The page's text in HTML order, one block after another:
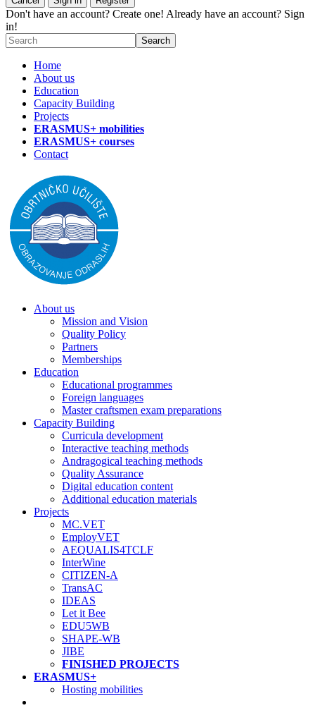
Don't have an account? Create one! Already have an account? Sign
in!
Home
About us
Education
Capacity Building
Projects
ERASMUS+ mobilities
ERASMUS+ courses
Contact
About us
Mission and Vision
Quality Policy
Partners
Memberships
Education
Educational programmes
Foreign languages
Master craftsmen exam preparations
Capacity Building
Curricula development
Interactive teaching methods
Andragogical teaching methods
Quality Assurance
Digital education content
Additional education materials
Projects
MC.VET
EmployVET
AEQUALIS4TCLF
InterWine
CITIZEN-A
TransAC
IDEAS
Let it Bee
EDU5WB
SHAPE-WB
JIBE
FINISHED PROJECTS
ERASMUS+
Hosting mobilities